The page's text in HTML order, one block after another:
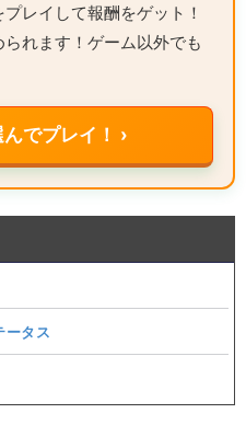
レイして報酬をゲット！
られます！ゲーム以外でも
でプレイ！ ›
ータス